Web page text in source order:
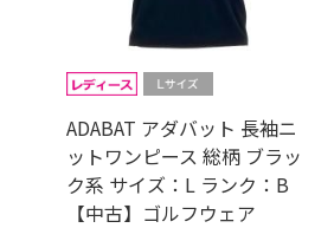
ADABAT アダバット 長袖ニ
ットワンピース 総柄 ブラッ
ク系 サイズ：L ランク：B
【中古】ゴルフウェア